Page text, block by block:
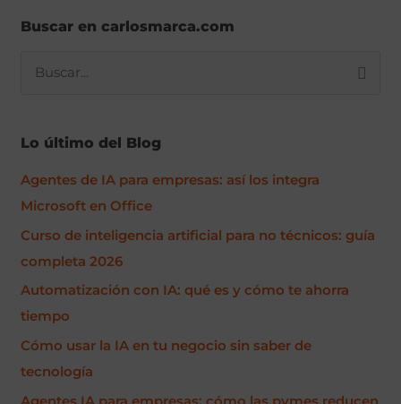
Buscar en carlosmarca.com
a
r
p
o
r
:
Lo último del Blog
Agentes de IA para empresas: así los integra
Microsoft en Office
Curso de inteligencia artificial para no técnicos: guía
completa 2026
Automatización con IA: qué es y cómo te ahorra
tiempo
Cómo usar la IA en tu negocio sin saber de
tecnología